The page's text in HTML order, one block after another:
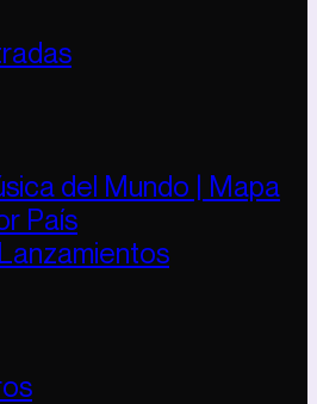
del Mundo | Mapa
País